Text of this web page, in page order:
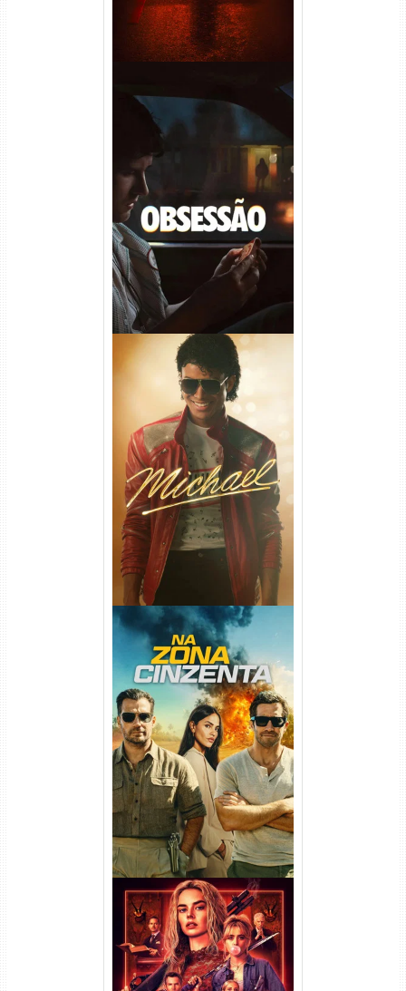
Obsessão Torrent (2026)
WEB-DL 1080p/4K Dual
Áudio
Michael Torrent (2026) WEB-
DL 1080p/4K Dual Áudio
Na Zona Cinzenta Torrent
(2026) WEB-DL 1080p/4K
Dual Áudio